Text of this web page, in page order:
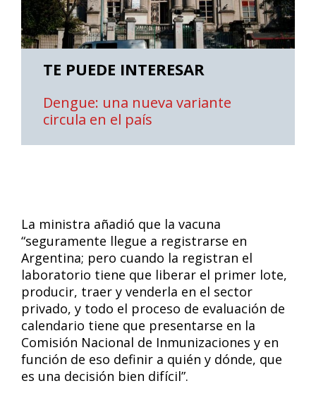
TE PUEDE INTERESAR
Dengue: una nueva variante
circula en el país
La ministra añadió que la vacuna
“seguramente llegue a registrarse en
Argentina; pero cuando la registran el
laboratorio tiene que liberar el primer lote,
producir, traer y venderla en el sector
privado, y todo el proceso de evaluación de
calendario tiene que presentarse en la
Comisión Nacional de Inmunizaciones y en
función de eso definir a quién y dónde, que
es una decisión bien difícil”.